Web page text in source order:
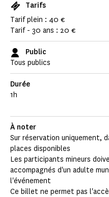
Tarifs
Tarif plein : 40 €
Tarif - 30 ans : 20 €
Public
Tous publics
Durée
1h
À noter
Sur réservation uniquement,
places disponibles
Les participants mineurs
accompagnés d'un adulte
l'événement
Ce billet ne permet pas